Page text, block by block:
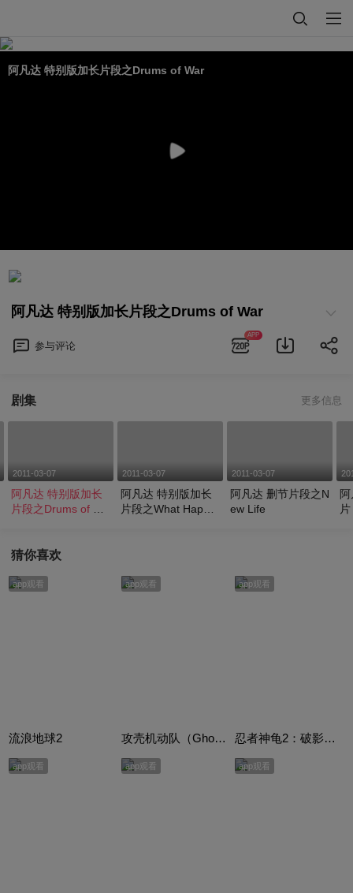
阿凡达 特别版加长片段之Drums of War
阿凡达 特别版加长片段之Drums of War
参与评论
APP
剧集 更多信息
2011-03-07
阿凡达 特别版加长
片段之Drums of Wa
2011-03-07
阿凡达 特别版加长
片段之What Happe
2011-03-07
阿凡达 删节片段之N
ew Life
片
猜你喜欢
app观看
流浪地球2
app观看
攻壳机动队（Ghost in the Shell）
app观看
忍者神龟2：破影而出（Teenage Mutant Ninja Turtles 2）
app观看 app观看 app观看